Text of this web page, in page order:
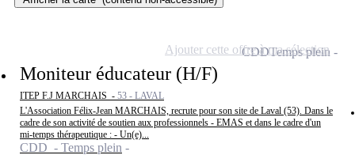
Moniteur éducateur (H/F)
ITEP F.J MARCHAIS - 53 - LAVAL
L'Association Félix-Jean MARCHAIS, recrute pour son site de Laval (53). Dans le
cadre de son activité de soutien aux professionnels - EMAS et dans le cadre d'un
mi-temps thérapeutique : - Un(e)...
CDD - Temps plein
CDDTemps plein
Ajouter cette offre à ma sélection